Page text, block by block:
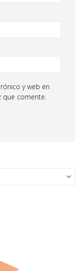
y web en
que comente.